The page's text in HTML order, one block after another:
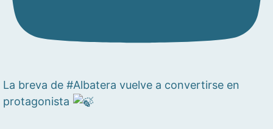
La breva de #Albatera vuelve a convertirse en
protagonista